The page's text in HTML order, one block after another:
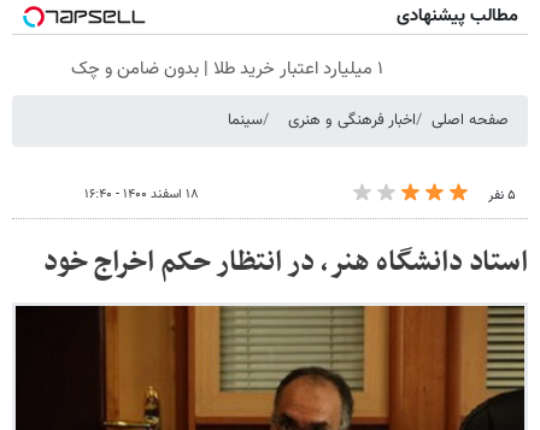
مطالب پیشنهادی
۱ میلیارد اعتبار خرید طلا | بدون ضامن و چک
صفحه اصلی اخبار فرهنگی و هنری سینما
۵ نفر ۱۸ اسفند ۱۴۰۰ - ۱۶:۴۰
استاد دانشگاه هنر، در انتظار حکم اخراج خود